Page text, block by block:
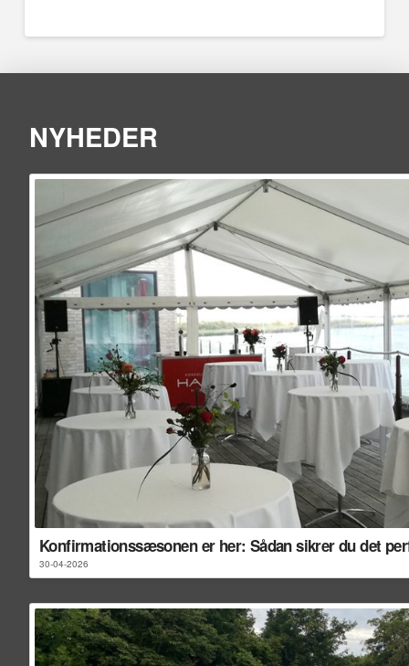
NYHEDER
Konfirmationssæsonen er her: Sådan sikrer du det
30-04-2026